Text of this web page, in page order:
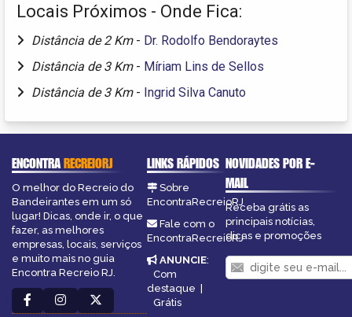
Locais Próximos - Onde Fica:
Distância de 2 Km - Dr. Rodolfo Bendoraytes
Distância de 3 Km - Míriam Lins de Sellos
Distância de 3 Km - Ingrid Silva Canuto
ENCONTRARECREIORJ
O melhor do Recreio do
Bandeirantes em um só
lugar! Dicas, onde ir, o que
fazer, as melhores
empresas, locais, serviços
e muito mais no guia
Encontra Recreio RJ.
LINKS RÁPIDOS
Sobre
EncontraRecreioRJ
Fale com o
EncontraRecreioRJ
ANUNCIE:
Com
destaque |
Grátis
NOVIDADES POR E-
MAIL
Receba grátis as
principais notícias,
dicas e promoções